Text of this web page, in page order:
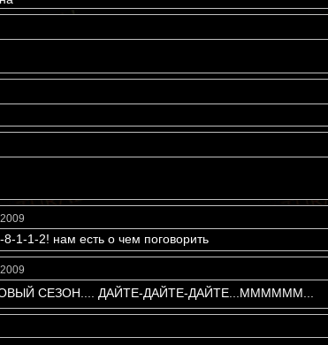
1-1-2! нам есть о чем поговорить
СЕЗОН.... ДАЙТЕ-ДАЙТЕ-ДАЙТЕ...ММММММ...